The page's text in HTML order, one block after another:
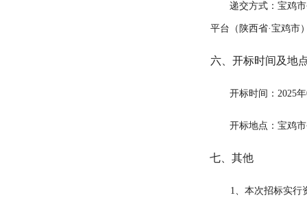
递交方式：宝鸡
平台（陕西省·宝鸡市
六、开标时间及地
开标时间：2025年
开标地点：宝鸡
七、其他
1、本次招标实行